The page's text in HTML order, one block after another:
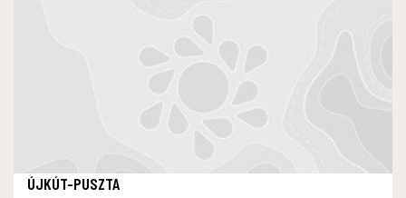
ÚJKÚT-PUSZTA